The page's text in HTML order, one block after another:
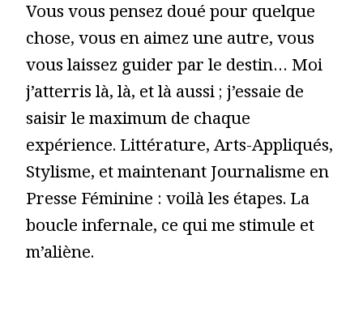
Vous vous pensez doué pour quelque
chose, vous en aimez une autre, vous
vous laissez guider par le destin… Moi
j’atterris là, là, et là aussi ; j’essaie de
saisir le maximum de chaque
expérience. Littérature, Arts-Appliqués,
Stylisme, et maintenant Journalisme en
Presse Féminine : voilà les étapes. La
boucle infernale, ce qui me stimule et
m’aliène.